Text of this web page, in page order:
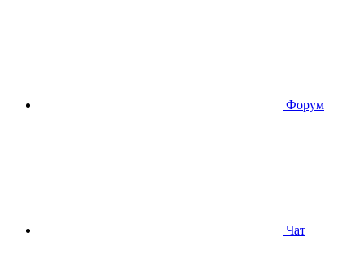
Форум
Чат